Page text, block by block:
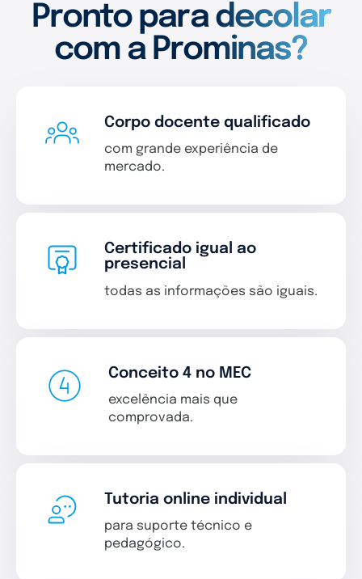
Pronto para decolar
com a Prominas?
Corpo docente qualificado
com grande experiência de
mercado.
Certificado igual ao
presencial
todas as informações são iguais.
Conceito 4 no MEC
excelência mais que
comprovada.
Tutoria online individual
para suporte técnico e
pedagógico.